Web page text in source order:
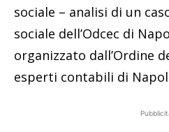
sociale – analisi di un
sociale dell’Odcec di
organizzato dall’Ordine
esperti contabili di